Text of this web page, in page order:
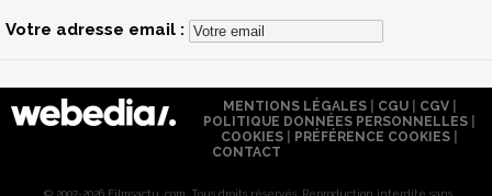
Votre adresse email :
MENTIONS LÉGALES| CGU| CGV|
POLITIQUE DONNÉES PERSONNELLES
COOKIES
PRÉFÉRENCE COOKIES
CONTACT
© 2007-2026 Filmsactu .com. Tous droits réservés. Reproduction interdite sans